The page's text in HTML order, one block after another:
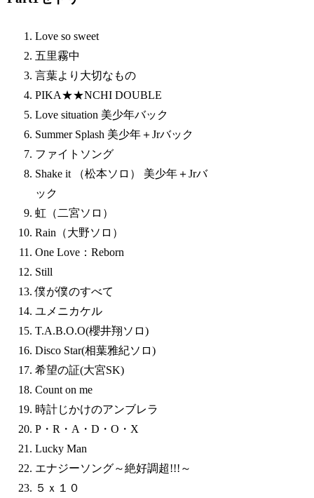
Love so sweet
五里霧中
言葉より大切なもの
PIKA★★NCHI DOUBLE
Love situation 美少年バック
Summer Splash 美少年＋Jrバック
ファイトソング
Shake it （松本ソロ） 美少年＋Jrバ
ック
虹（二宮ソロ）
Rain（大野ソロ）
One Love：Reborn
Still
僕が僕のすべて
ユメニカケル
T.A.B.O.O(櫻井翔ソロ)
Disco Star(相葉雅紀ソロ)
希望の証(大宮SK)
Count on me
時計じかけのアンブレラ
P・R・A・D・O・X
Lucky Man
エナジーソング～絶好調超!!!～
５ｘ１０